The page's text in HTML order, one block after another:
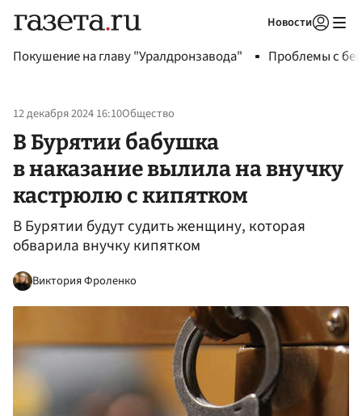
Новости
Покушение на главу "Уралдронзавода" Проблемы с
12 декабря 2024 16:10Общество
В Бурятии бабушка
в наказание вылила на внучку
кастрюлю с кипятком
В Бурятии будут судить женщину, которая
обварила внучку кипятком
Виктория Фроленко